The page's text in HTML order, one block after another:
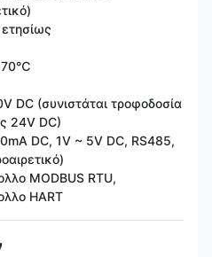
DC (συνιστάται τροφοδοσία
24V DC)
DC, 1V ~ 5V DC, RS485,
MODBUS RTU,
HART